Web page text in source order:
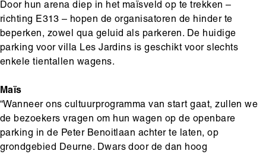
Door hun arena diep in het maïsveld op te trekken –
richting E313 – hopen de organisatoren de hinder te
beperken, zowel qua geluid als parkeren. De huidige
parking voor villa Les Jardins is geschikt voor slechts
enkele tientallen wagens.
Maïs
“Wanneer ons cultuurprogramma van start gaat, zullen we
de bezoekers vragen om hun wagen op de openbare
parking in de Peter Benoitlaan achter te laten, op
grondgebied Deurne. Dwars door de dan hoog